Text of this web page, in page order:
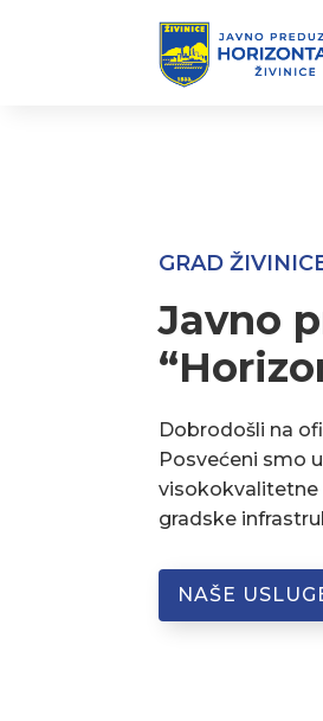
GRAD
Javno
Dobrodošli na
Posvećeni smo
visokokvalitetne
gradske
NAŠE